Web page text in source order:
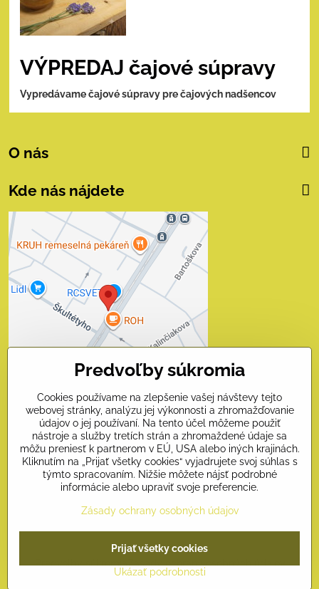
VÝPREDAJ čajové súpravy
Vypredávame čajové súpravy pre čajových nadšencov
O nás
Kde nás nájdete
Externý obsah je
blokovaný Voľbami
súkromia
Prajete si načítať externý obsah?
Povoliť tentokrát
Povoliť a zapamätať - súhlas
Otvoriť obsah v novom okne
Kontakty
Naši priatelia
©2026Copyright
Predvoľby súkromiaZásady ochrany osobných údajov
Vytvorené pomocou:BiznisWeb.sk
Predvoľby súkromia
Cookies používame na zlepšenie vašej návštevy tejto
webovej stránky, analýzu jej výkonnosti a zhromažďovanie
údajov o jej používaní. Na tento účel môžeme použiť
nástroje a služby tretích strán a zhromaždené údaje sa
môžu preniesť k partnerom v EÚ, USA alebo iných krajinách.
Kliknutím na „Prijať všetky cookies“ vyjadrujete svoj súhlas s
týmto spracovaním. Nižšie môžete nájsť podrobné
informácie alebo upraviť svoje preferencie.
Zásady ochrany osobných údajov
Ukázať podrobnosti
Prijať všetky cookies